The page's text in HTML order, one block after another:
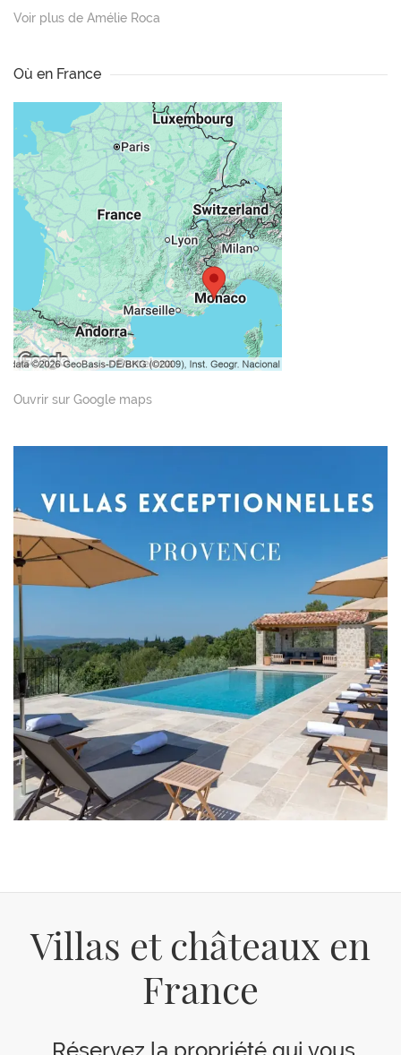
Voir plus de Amélie Roca
Où en France
Ouvrir sur Google maps
Villas et châteaux en
France